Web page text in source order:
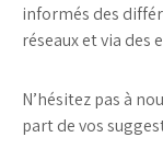
informés des
réseaux et via des
N’hésitez pas à
part de vos